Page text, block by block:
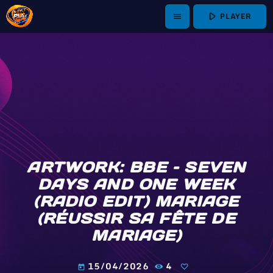
menu play_arrow PLAYER
ARTWORK: BBE – SEVEN
DAYS AND ONE WEEK
(RADIO EDIT) MARIAGE
(RÉUSSIR SA FÊTE DE
MARIAGE)
today 15/04/2026 4